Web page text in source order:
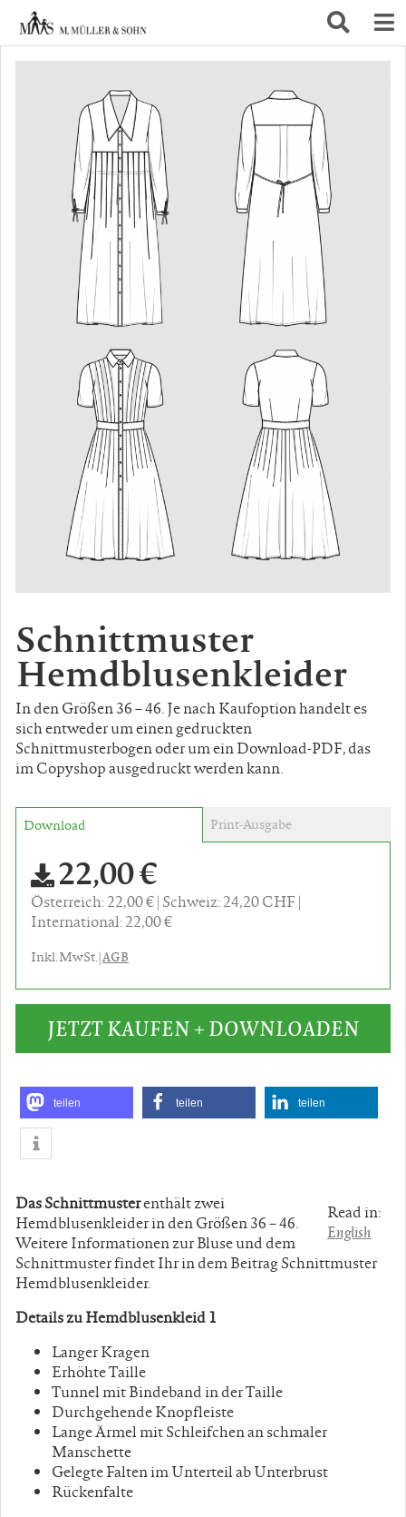
Schnittmuster
Hemdblusenkleider
In den Größen 36 – 46. Je nach Kaufoption handelt es
sich entweder um einen gedruckten
Schnittmusterbogen oder um ein Download-PDF, das
im Copyshop ausgedruckt werden kann.
Download Print-Ausgabe
22,00 €
Österreich: 22,00 € Schweiz: 24,20 CHF
International: 22,00 €
Inkl. MwSt. |AGB
JETZT KAUFEN + DOWNLOADEN
teilen teilen teilen
Read in:
English
Das Schnittmusterenthält zwei
Hemdblusenkleider in den Größen 36 – 46.
Weitere Informationen zur Bluse und dem
Schnittmuster findet Ihr in dem Beitrag Schnittmuster
Hemdblusenkleider.
Details zu Hemdblusenkleid 1
Langer Kragen
Erhöhte Taille
Tunnel mit Bindeband in der Taille
Durchgehende Knopfleiste
Lange Ärmel mit Schleifchen an schmaler
Manschette
Gelegte Falten im Unterteil ab Unterbrust
Rückenfalte